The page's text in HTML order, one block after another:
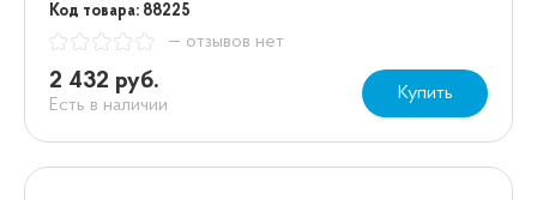
Код товара: 88225
— отзывов нет
2 432 руб.
Есть в наличии
Купить